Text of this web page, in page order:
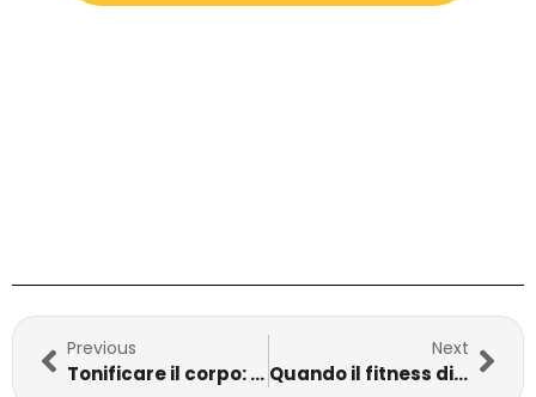
Previous
Tonificare il corpo: i benefici e gli allenamenti migliori
Next
Quando il fitness diventa prevenzione: la parola di Benedetta